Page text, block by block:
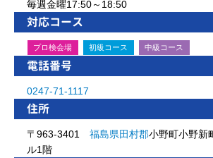
毎週金曜17:50～18:50
対応コース
プロ検会場 初級コース 中級コース
電話番号
0247-71-1117
住所
〒963-3401 福島県田村郡小野町小野新
ル1階